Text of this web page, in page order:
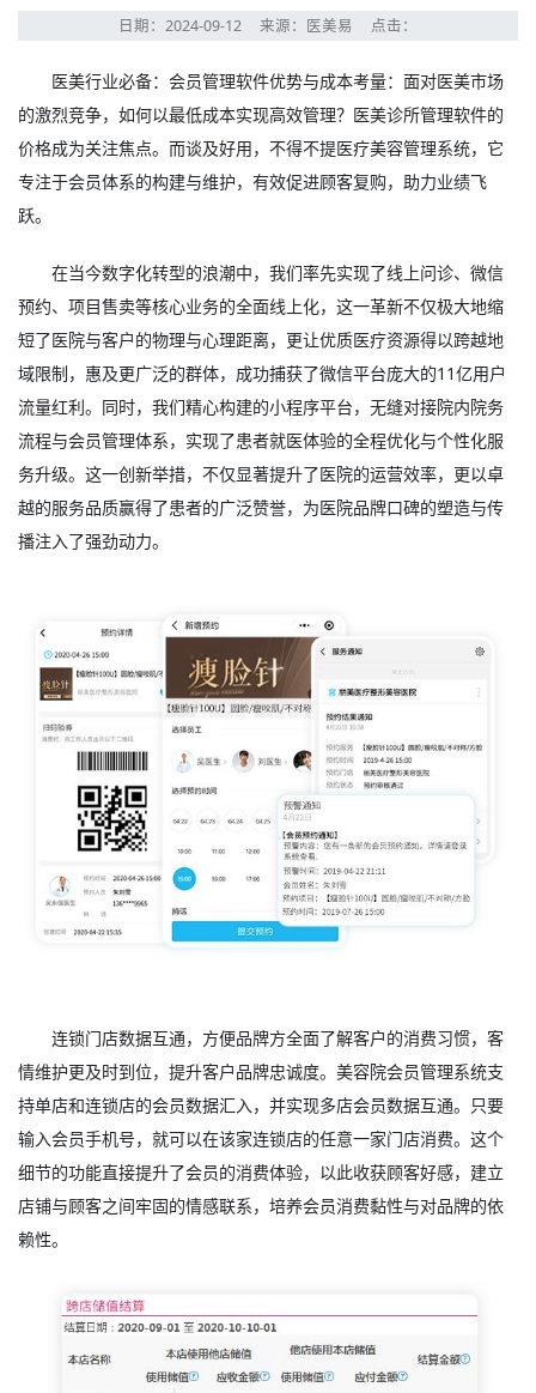
日期：2024-09-12 来源：医美易 点击：
医美行业必备：会员管理软件优势与成本考量：面对医美市场
的激烈竞争，如何以最低成本实现高效管理？医美诊所管理软件的
价格成为关注焦点。而谈及好用，不得不提医疗美容管理系统，它
专注于会员体系的构建与维护，有效促进顾客复购，助力业绩飞
跃。
在当今数字化转型的浪潮中，我们率先实现了线上问诊、微信
预约、项目售卖等核心业务的全面线上化，这一革新不仅极大地缩
短了医院与客户的物理与心理距离，更让优质医疗资源得以跨越地
域限制，惠及更广泛的群体，成功捕获了微信平台庞大的11亿用户
流量红利。同时，我们精心构建的小程序平台，无缝对接院内院务
流程与会员管理体系，实现了患者就医体验的全程优化与个性化服
务升级。这一创新举措，不仅显著提升了医院的运营效率，更以卓
越的服务品质赢得了患者的广泛赞誉，为医院品牌口碑的塑造与传
播注入了强劲动力。
连锁门店数据互通，方便品牌方全面了解客户的消费习惯，客
情维护更及时到位，提升客户品牌忠诚度。美容院会员管理系统支
持单店和连锁店的会员数据汇入，并实现多店会员数据互通。只要
输入会员手机号，就可以在该家连锁店的任意一家门店消费。这个
细节的功能直接提升了会员的消费体验，以此收获顾客好感，建立
店铺与顾客之间牢固的情感联系，培养会员消费黏性与对品牌的依
赖性。